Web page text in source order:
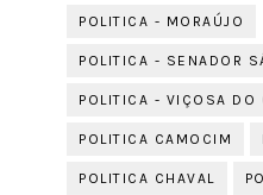
POLITICA - MORAÚJO
POLITICA - SENADOR
POLITICA - VIÇOSA DO
POLITICA CAMOCIM
POLITICA CHAVAL